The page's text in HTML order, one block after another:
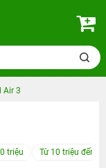
Air 3
triệu Từ 10 triệu đến